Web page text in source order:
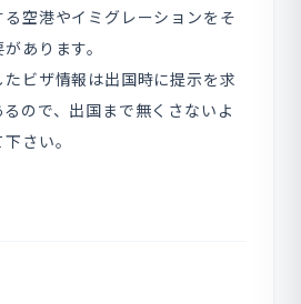
空港やイミグレーションをそ
あります。
ビザ情報は出国時に提示を求
ので、出国まで無くさないよ
さい。